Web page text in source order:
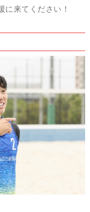
に来てください！